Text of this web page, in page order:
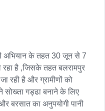
अभियान के तहत 30 जून से 7
है ,जिसके तहत बलरामपुर
रही है और ग्रामीणों को
सोख्ता गड्ढा बनाने के लिए
बरसात का अनुपयोगी पानी